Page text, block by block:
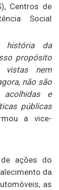
Centros de
Social
história da
propósito
nem
não são
acolhidas e
públicas
a vice-
ações do
da
as